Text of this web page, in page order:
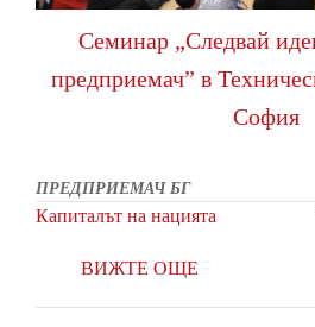
Семинар „Следвай
предприемач” в
София
ПРЕДПРИЕМАЧ БГ
Капиталът на нацията
ВИЖТЕ ОЩЕ